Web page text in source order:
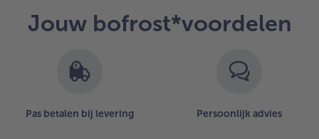
Jouw bofrost*voordelen
Pas betalen bij levering Persoonlijk advies